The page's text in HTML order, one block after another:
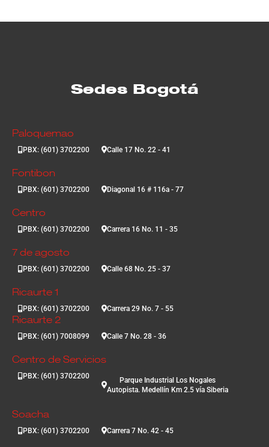
Sedes Bogotá
Paloquemao
PBX: (601) 3702200 Calle 17 No. 22 - 41
Fontibon
PBX: (601) 3702200 Diagonal 16 # 116a - 77
Centro
PBX: (601) 3702200 Carrera 16 No. 11 - 35
7 de agosto
PBX: (601) 3702200 Calle 68 No. 25 - 37
Ricaurte 1
PBX: (601) 3702200 Carrera 29 No. 7 - 55
Ricaurte 2
PBX: (601) 7008099 Calle 7 No. 28 - 36
Centro de Servicios
PBX: (601) 3702200
Parque Industrial Los Nogales
Autopista. Medellín Km 2.5 vía Siberia
Soacha
PBX: (601) 3702200 Carrera 7 No. 42 - 45